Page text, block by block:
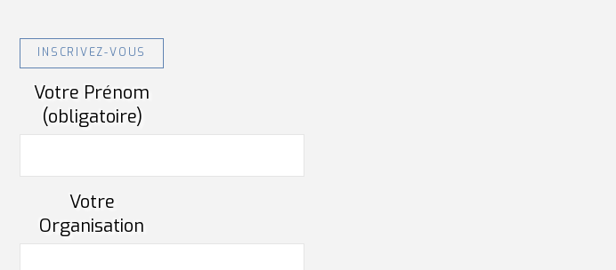
INSCRIVEZ-VOUS
Votre Prénom
(obligatoire)
Votre
Organisation